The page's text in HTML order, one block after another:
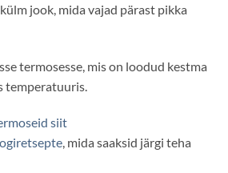
jook, mida vajad pärast pikka
termosesse, mis on loodud kestma
temperatuuris.
siit
, mida saaksid järgi teha